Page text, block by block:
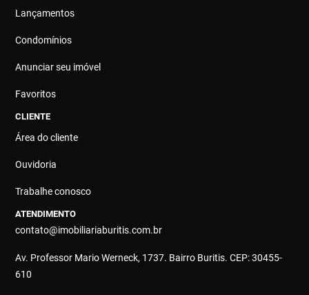
Lançamentos
Condomínios
Anunciar seu imóvel
Favoritos
CLIENTE
Área do cliente
Ouvidoria
Trabalhe conosco
ATENDIMENTO
contato@imobiliariaburitis.com.br
Av. Professor Mario Werneck, 1737. Bairro Buritis. CEP: 30455-
610